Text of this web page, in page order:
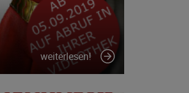
weiterlesen!